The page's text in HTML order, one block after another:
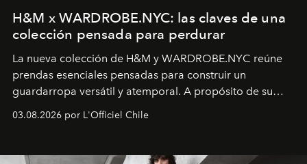
H&M x WARDROBE.NYC: las claves de una
colección pensada para perdurar
La nueva colección de H&M y WARDROBE.NYC reúne
prendas esenciales pensadas para construir un
guardarropa versátil y atemporal. A propósito de su
la asesora creativa y jefa de diseño global de la marca
y la filosofía detrás de la propuesta.
03.08.2026 por L'Officiel Chile